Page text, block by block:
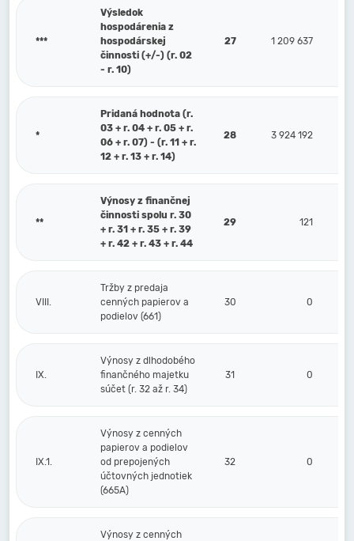
***
Výsledok
hospodárenia z
hospodárskej
činnosti (+/-) (r. 02
- r. 10)
27 1 209 637
*
Pridaná hodnota (r.
03 + r. 04 + r. 05 + r.
06 + r. 07) - (r. 11 + r.
12 + r. 13 + r. 14)
28 3 924 192
**
Výnosy z finančnej
činnosti spolu r. 30
+ r. 31 + r. 35 + r. 39
+ r. 42 + r. 43 + r. 44
29 121
VIII.
Tržby z predaja
cenných papierov a
podielov (661)
30 0
IX.
Výnosy z dlhodobého
finančného majetku
súčet (r. 32 až r. 34)
31 0
IX.1.
Výnosy z cenných
papierov a podielov
od prepojených
účtovných jednotiek
(665A)
32 0
Výnosy z cenných